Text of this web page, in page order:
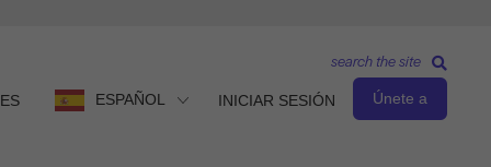
ESPAÑOL INICIAR SESIÓN Únete a
search the site